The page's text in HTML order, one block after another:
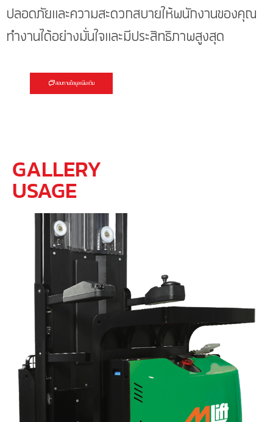
ปลอดภัยและความสะดวกสบายให้พนักงานของคุณ
ทำงานได้อย่างมั่นใจและมีประสิทธิภาพสูงสุด
สอบถามข้อมูลเพิ่มเติม
GALLERY
USAGE